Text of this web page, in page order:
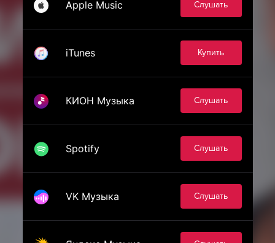
Apple Music Слушать
iTunes Купить
КИОН Музыка Слушать
Spotify Слушать
VK Музыка Слушать